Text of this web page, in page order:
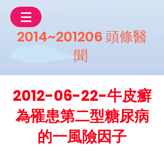
2014~201206 頭條醫
聞
2012-06-22-牛皮癬
為罹患第二型糖尿病
的一風險因子